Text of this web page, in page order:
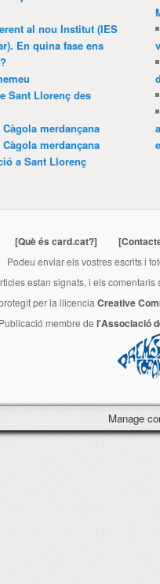
al nou Institut (IES
En quina fase ens
Sant Llorenç des
merdançana
merdançana
a Sant Llorenç
[Què és card.cat?]
Podeu enviar els vostres escrits i
estan signats, i els
per la llicencia Creative
Publicació membre de l'Associació
Manage